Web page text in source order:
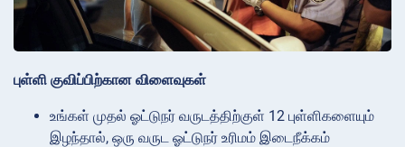
புள்ளி குவிப்பிற்கான விளைவுகள்
உங்கள் முதல் ஓட்டுநர் வருடத்திற்குள் 12 புள்ளிகளையும்
இழந்தால், ஒரு வருட ஓட்டுநர் உரிமம் இடைநீக்கம்